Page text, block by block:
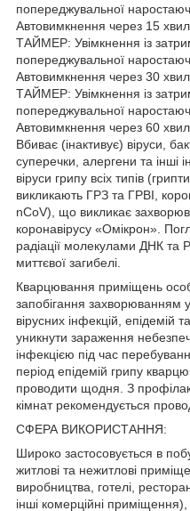
попереджувальної
Автовимкнення через 15
ТАЙМЕР: Увімкнення із
попереджувальної
Автовимкнення через 30
ТАЙМЕР: Увімкнення із
попереджувальної
Автовимкнення через 60
Вбиває (інактивує) віруси,
суперечки, алергени та інші
віруси грипу всіх типів
викликають ГРЗ та ГРВІ,
nCoV), що викликає
коронавірусу «Омікрон».
радіації молекулами ДНК та
миттєвої загибелі.
Кварцювання приміщень
запобігання захворюванням
вірусних інфекцій, епідемій
уникнути зараження
інфекцією під час
період епідемій грипу
проводити щодня. З
кімнат рекомендується
СФЕРА ВИКОРИСТАННЯ:
Широко застосовується в
житлові та нежитлові
виробництва, готелі,
інші комерційні приміщення),